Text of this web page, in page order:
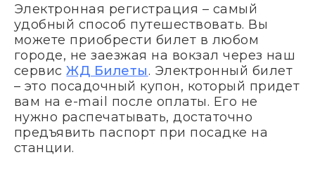
Электронная регистрация – самый
удобный способ путешествовать. Вы
можете приобрести билет в любом
городе, не заезжая на вокзал через наш
сервисЖД Билеты. Электронный билет
– это посадочный купон, который придет
вам на e-mail после оплаты. Его не
нужно распечатывать, достаточно
предъявить паспорт при посадке на
станции.